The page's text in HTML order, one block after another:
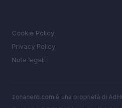
Cookie Policy
Privacy Policy
Note legali
zonanerd.com è una proprietà di